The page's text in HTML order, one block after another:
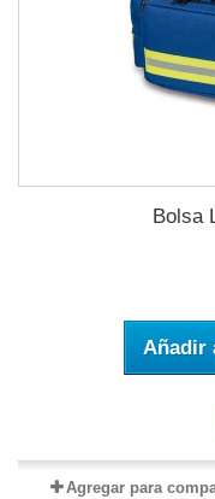
Bolsa
Añadir
Agregar para